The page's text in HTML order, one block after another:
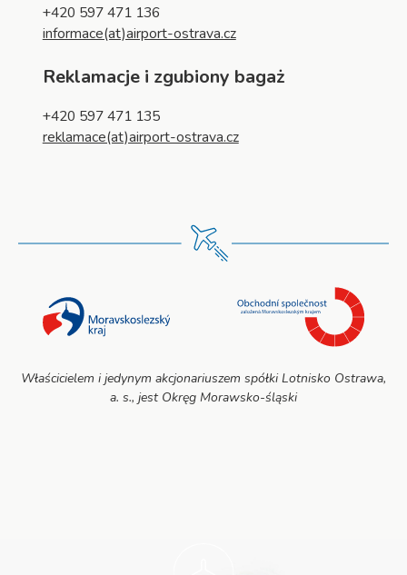
+420 597 471 136
informace(at)airport-ostrava.cz
Reklamacje i zgubiony bagaż
+420 597 471 135
reklamace(at)airport-ostrava.cz
Właścicielem i jedynym akcjonariuszem spółki Lotnisko Ostrawa,
a. s., jest Okręg Morawsko-śląski